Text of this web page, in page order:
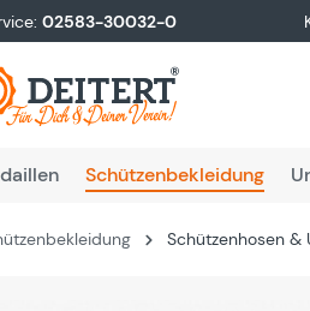
springen
02583-30032-0
Schützenbekleidung
Schützenhosen &